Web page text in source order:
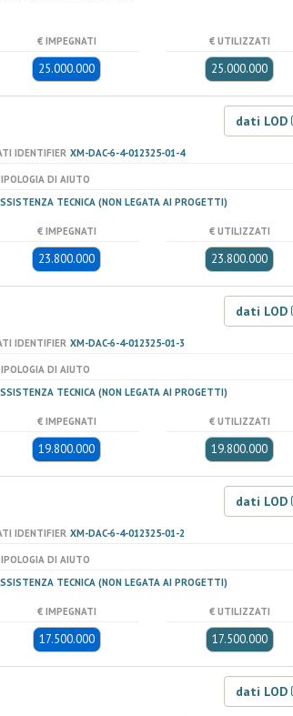
€ IMPEGNATI
25.000.000
€ UTILIZZATI
25.000.000
dati LOD
IDENTIFIER XM-DAC-6-4-012325-01-4
DI AIUTO
TECNICA (NON LEGATA AI PROGETTI)
€ IMPEGNATI
23.800.000
€ UTILIZZATI
23.800.000
dati LOD
IDENTIFIER XM-DAC-6-4-012325-01-3
DI AIUTO
TECNICA (NON LEGATA AI PROGETTI)
€ IMPEGNATI
19.800.000
€ UTILIZZATI
19.800.000
dati LOD
IDENTIFIER XM-DAC-6-4-012325-01-2
DI AIUTO
TECNICA (NON LEGATA AI PROGETTI)
€ IMPEGNATI
17.500.000
€ UTILIZZATI
17.500.000
dati LOD